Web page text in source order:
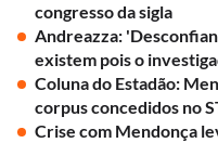
congresso da sigla
Andreazza:
existem pois o
Coluna do Estadão:
corpus concedidos no
Crise com Mendonça